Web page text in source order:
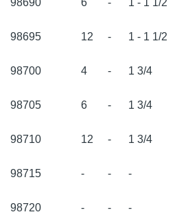
98695 12 - 1 - 1 1/2
98700 4 - 1 3/4
98705 6 - 1 3/4
98710 12 - 1 3/4
98715 - - -
98720 - - -